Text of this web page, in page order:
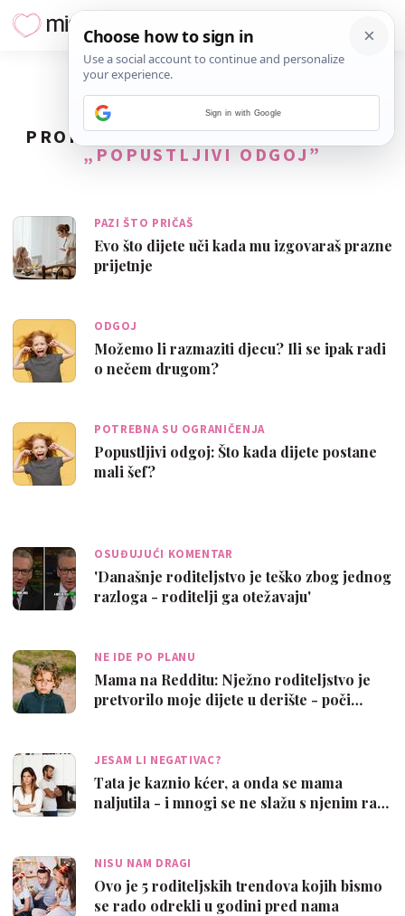
PRONAĐENO23REZULTATA ZA TAG
„POPUSTLJIVI ODGOJ”
PAZI ŠTO PRIČAŠ
Evo što dijete uči kada mu izgovaraš prazne
prijetnje
ODGOJ
Možemo li razmaziti djecu? Ili se ipak radi
o nečem drugom?
POTREBNA SU OGRANIČENJA
Popustljivi odgoj: Što kada dijete postane
mali šef?
OSUĐUJUĆI KOMENTAR
'Današnje roditeljstvo je teško zbog jednog
razloga - roditelji ga otežavaju'
NE IDE PO PLANU
Mama na Redditu: Nježno roditeljstvo je
pretvorilo moje dijete u derište - poči…
JESAM LI NEGATIVAC?
Tata je kaznio kćer, a onda se mama
naljutila - i mnogi se ne slažu s njenim ra…
NISU NAM DRAGI
Ovo je 5 roditeljskih trendova kojih bismo
se rado odrekli u godini pred nama
Sign in with Google